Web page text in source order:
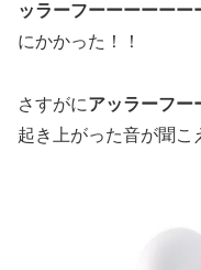
ッラーフーーーーーー
にかかった！！
さすがにアッラーフー
起き上がった音が聞こ